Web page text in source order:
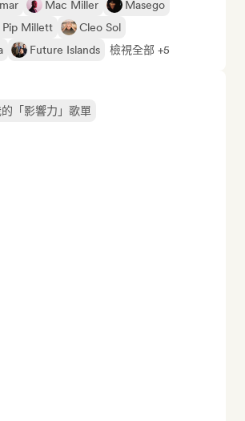
Mac Miller
Masego
Pip Millett
Cleo Sol
Future Islands 檢視全部 +5
「影響力」歌單